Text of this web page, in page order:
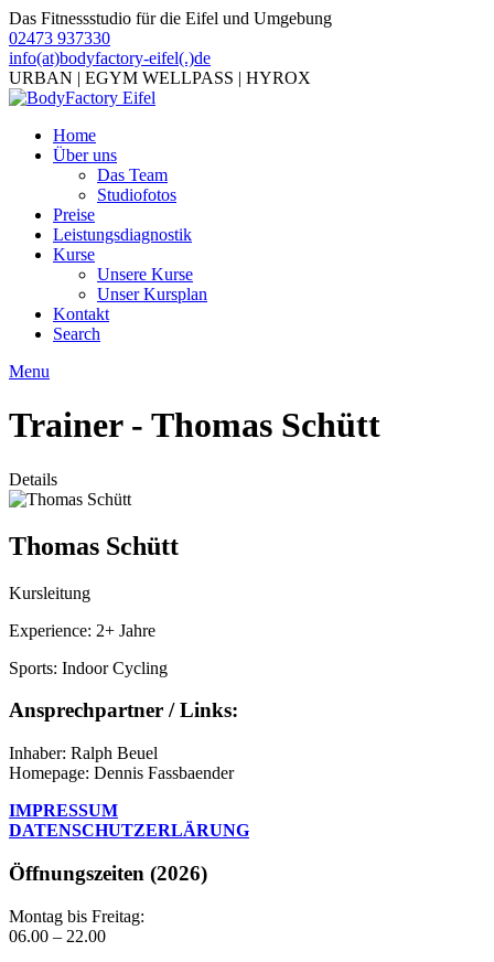
Das Fitnessstudio für die Eifel und Umgebung
02473 937330
info(at)bodyfactory-eifel(.)de
URBAN | EGYM WELLPASS | HYROX
Home
Über uns
Das Team
Studiofotos
Preise
Leistungsdiagnostik
Kurse
Unsere Kurse
Unser Kursplan
Kontakt
Search
Menu
Trainer - Thomas Schütt
Details
Thomas Schütt
Kursleitung
Experience: 2+ Jahre
Sports: Indoor Cycling
Ansprechpartner / Links:
Inhaber: Ralph Beuel
Homepage: Dennis Fassbaender
IMPRESSUM
DATENSCHUTZERLÄRUNG
Öffnungszeiten (2026)
Montag bis Freitag:
06.00 – 22.00